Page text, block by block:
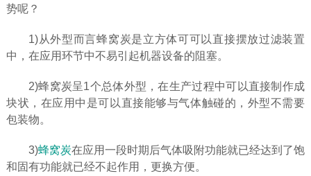
势呢？
1)从外型而言蜂窝炭是立方体可可以直接摆放过滤装置
中，在应用环节中不易引起机器设备的阻塞。
2)蜂窝炭呈1个总体外型，在生产过程中可以直接制作成
块状，在应用中是可以直接能够与气体触碰的，外型不需要
包装物。
3)蜂窝炭在应用一段时期后气体吸附功能就已经达到了饱
和固有功能就已经不起作用，更换方便。